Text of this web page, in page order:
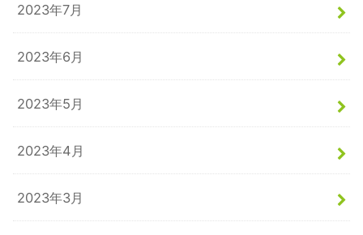
2023年7月
2023年6月
2023年5月
2023年4月
2023年3月